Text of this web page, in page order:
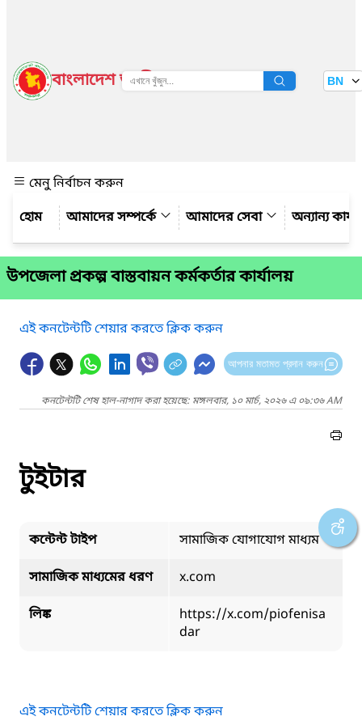
বাংলাদেশ জাতীয় তথ্য বাতায়ন BN
মেনু নির্বাচন করুন
আমাদের সম্পর্কে
আমাদের সেবা অন্যান্য
উপজেলা প্রকল্প বাস্তবায়ন কর্মকর্তার কার্যালয়
এই কনটেন্টটি শেয়ার করতে ক্লিক করুন
আপনার মতামত প্রদান করুন
কনটেন্টটি শেষ হাল-নাগাদ করা হয়েছে: মঙ্গলবার, ১০ মার্চ, ২০২৬ এ ০৯:৩৬ AM
টুইটার
কন্টেন্ট টাইপ সামাজিক যোগাযোগ মাধ্যম
সামাজিক মাধ্যমের ধরণ x.com
লিঙ্ক
https://x.com/piofenisa
dar
এই কনটেন্টটি শেয়ার করতে ক্লিক করুন